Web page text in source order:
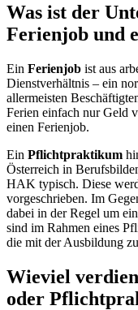
Was ist der
Ferienjob und
Ein Ferienjob ist aus
Dienstverhältnis – ein
allermeisten
Ferien einfach nur Geld
einen Ferienjob.
Ein Pflichtpraktikum
Österreich in
HAK typisch. Diese
vorgeschrieben. Im
dabei in der Regel um
sind im Rahmen eines
die mit der Ausbildung
Wieviel
oder